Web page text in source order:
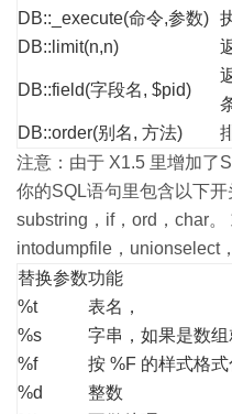
DB::_execute(命令,参数)
DB::limit(n,n)
DB::field(字段名, $pid)
DB::order(别名, 方法)
注意：由于 X1.5 里增加了
你的SQL语句里包含以下
substring，if，ord，char。
intodumpfile，unionselect
替换参数功能
%t
表名，
%s
字串，如果是数
%f
按 %F 的样式格式
%d
整数